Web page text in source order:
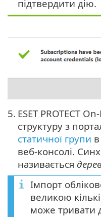
підтвердити дію.
5. ESET PROTECT
структуру з
статичної групи
веб-консолі.
називається
Імпорт
великою
може тривати